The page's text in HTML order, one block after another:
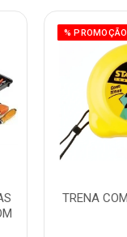
% PROMOÇÃO
TRENA